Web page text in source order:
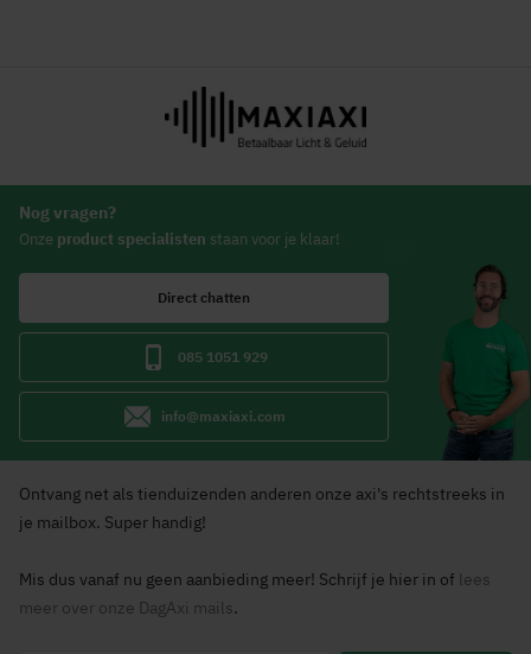
Nog vragen?
Onze product specialisten staan voor je klaar!
Direct chatten
085 1051 929
info@maxiaxi.com
Ontvang net als tienduizenden anderen onze axi's rechtstreeks in
je mailbox. Super handig!
Mis dus vanaf nu geen aanbieding meer! Schrijf je hier in of lees
meer over onze DagAxi mails.